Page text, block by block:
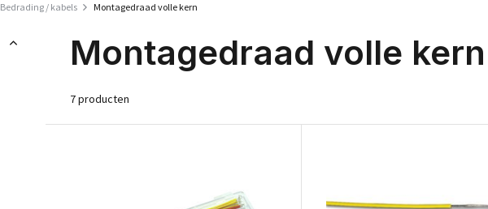
Bedrading / kabels Montagedraad volle kern
Montagedraad volle kern
7 producten